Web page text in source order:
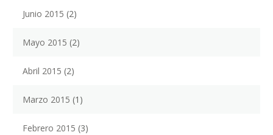
Junio 2015 (2)
Mayo 2015 (2)
Abril 2015 (2)
Marzo 2015 (1)
Febrero 2015 (3)